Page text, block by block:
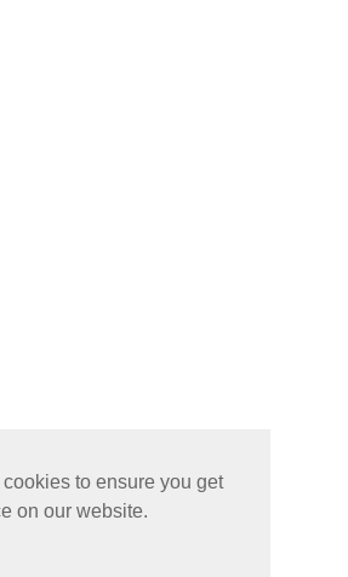
to ensure you get
on our website.